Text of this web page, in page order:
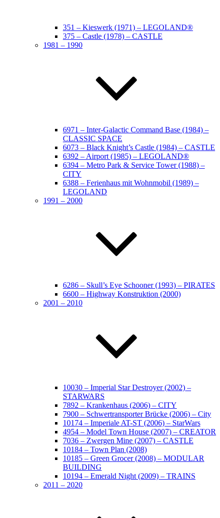
351 – Kieswerk (1971) – LEGOLAND®
375 – Castle (1978) – CASTLE
1981 – 1990
6971 – Inter-Galactic Command Base (1984) –
CLASSIC SPACE
6073 – Black Knight’s Castle (1984) – CASTLE
6392 – Airport (1985) – LEGOLAND®
6394 – Metro Park & Service Tower (1988) –
CITY
6388 – Ferienhaus mit Wohnmobil (1989) –
LEGOLAND
1991 – 2000
6286 – Skull’s Eye Schooner (1993) – PIRATES
6600 – Highway Konstruktion (2000)
2001 – 2010
10030 – Imperial Star Destroyer (2002) –
STARWARS
7892 – Krankenhaus (2006) – CITY
7900 – Schwertransporter Brücke (2006) – City
10174 – Imperiale AT-ST (2006) – StarWars
4954 – Model Town House (2007) – CREATOR
7036 – Zwergen Mine (2007) – CASTLE
10184 – Town Plan (2008)
10185 – Green Grocer (2008) – MODULAR
BUILDING
10194 – Emerald Night (2009) – TRAINS
2011 – 2020